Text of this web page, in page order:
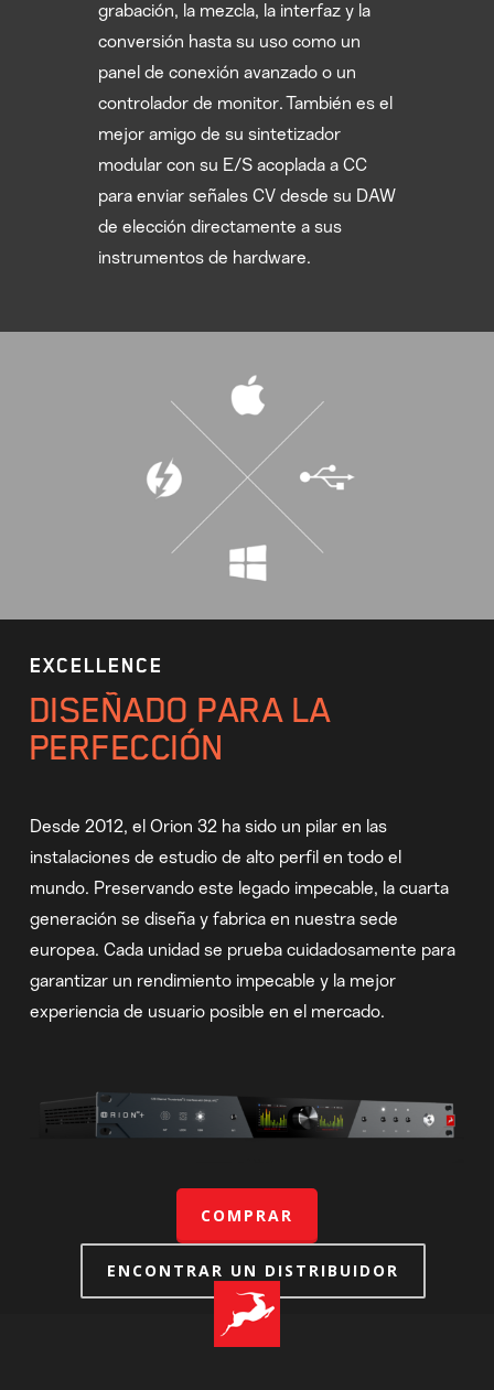
grabación, la mezcla, la interfaz y la
conversión hasta su uso como un
panel de conexión avanzado o un
controlador de monitor. También es el
mejor amigo de su sintetizador
modular con su E/S acoplada a CC
para enviar señales CV desde su DAW
de elección directamente a sus
instrumentos de hardware.
EXCELLENCE
DISEÑADO PARA LA
PERFECCIÓN
Desde 2012, el Orion 32 ha sido un pilar en las
instalaciones de estudio de alto perfil en todo el
mundo. Preservando este legado impecable, la cuarta
generación se diseña y fabrica en nuestra sede
europea. Cada unidad se prueba cuidadosamente para
garantizar un rendimiento impecable y la mejor
experiencia de usuario posible en el mercado.
COMPRAR
ENCONTRAR UN DISTRIBUIDOR